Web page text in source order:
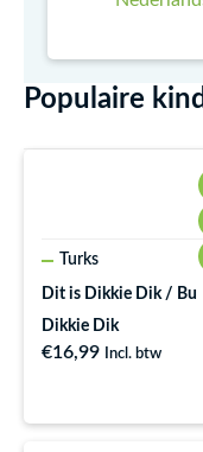
Populaire
Turks
Dit is Dikkie Dik / Bu
Dikkie Dik
€16,99 Incl. btw